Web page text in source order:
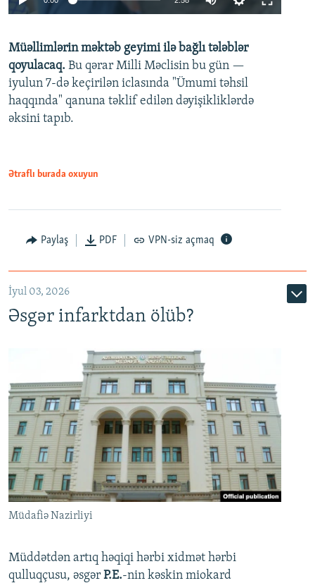
Auto 240p 360p 480p
720p 1080p
360p
480p
720p
Müəllimlərin məktəb geyimi ilə bağlı tələblər
qoyulacaq. Bu qərar Milli Məclisin bu gün —
iyulun 7-də keçirilən iclasında "Ümumi təhsil
haqqında" qanuna təklif edilən dəyişikliklərdə
əksini tapıb.
Ətraflı burada oxuyun
Paylaş PDF VPN-siz açmaq
İyul 03, 2026
Əsgər infarktdan ölüb?
Müdafiə Nazirliyi
Müddətdən artıq həqiqi hərbi xidmət hərbi
qulluqçusu, əsgər P.E.-nin kəskin miokard